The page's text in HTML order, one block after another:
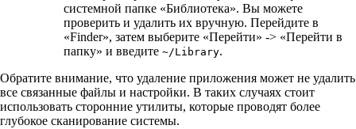
системной папке «Библиотека». Вы можете
проверить и удалить их вручную. Перейдите в
«Finder», затем выберите «Перейти» -> «Перейти в
папку» и введите ~/Library.
Обратите внимание, что удаление приложения может не удалить
все связанные файлы и настройки. В таких случаях стоит
использовать сторонние утилиты, которые проводят более
глубокое сканирование системы.